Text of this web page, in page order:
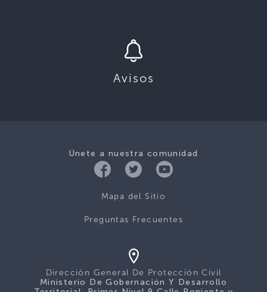
Avisos
Únete a nuestra comunidad
Mapa del Sitio
Preguntas Frecuentes
Dirección General De Protección Civil
Ministerio De Gobernación Y Desarrollo